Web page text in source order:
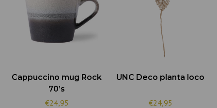
Cappuccino mug Rock
70’s
€24,95
UNC Deco planta loco
€24,95